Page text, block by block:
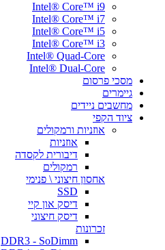
Intel® Core™ i9
Intel® Core™ i7
Intel® Core™ i5
Intel® Core™ i3
Intel® Quad-Core
Intel® Dual-Core
מסכי פרסום
גיימרים
מחשבים ניידים
ציוד הקפי
אוזניות ורמקולים
אוזניות
דיבורית לקסדה
רמקולים
אחסון חיצוני \ פנימי
SSD
דיסק און קיי
דיסק חיצוני
זכרונות
DDR3 - SoDimm